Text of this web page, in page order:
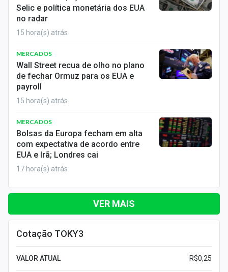
Selic e política monetária dos EUA
no radar
15 hora(s) atrás
MERCADOS
Wall Street recua de olho no plano
de fechar Ormuz para os EUA e
payroll
15 hora(s) atrás
MERCADOS
Bolsas da Europa fecham em alta
com expectativa de acordo entre
EUA e Irã; Londres cai
17 hora(s) atrás
VER MAIS
Cotação TOKY3
VALOR ATUAL R$0,25